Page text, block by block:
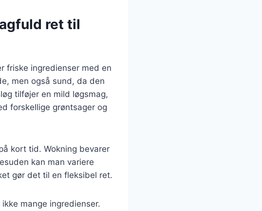
ret til
friske ingredienser med en
men også sund, da den
tilføjer en mild løgsmag,
forskellige grøntsager og
kort tid. Wokning bevarer
kan man variere
gør det til en fleksibel ret.
mange ingredienser.